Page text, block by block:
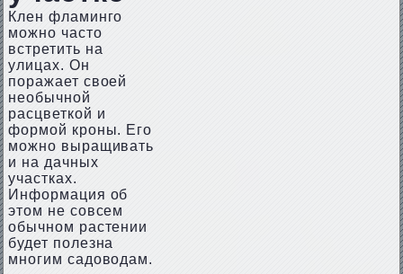
Клен фламинго
можно часто
встретить на
улицах. Он
поражает своей
необычной
расцветкой и
формой кроны. Его
можно выращивать
и на дачных
участках.
Информация об
этом не совсем
обычном растении
будет полезна
многим садоводам.